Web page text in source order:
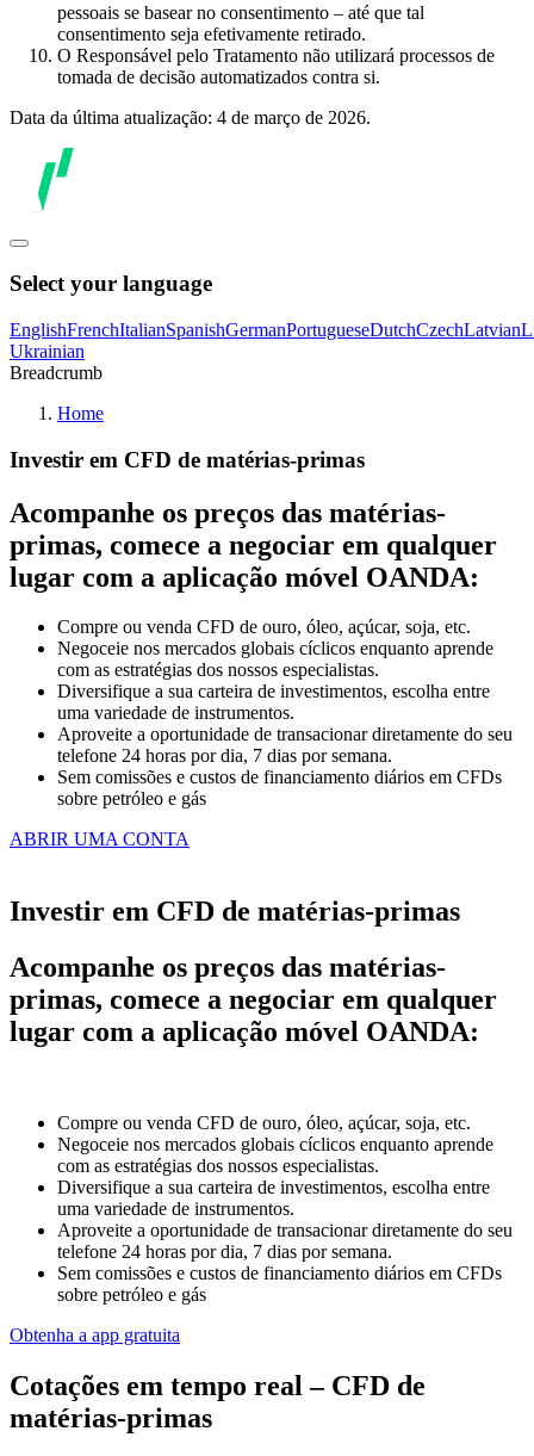
pessoais se basear no consentimento – até que tal
consentimento seja efetivamente retirado.
O Responsável pelo Tratamento não utilizará processos de
tomada de decisão automatizados contra si.
Data da última atualização: 4 de março de 2026.
Select your language
EnglishFrenchItalianSpanishGermanPortugueseDutchCzechLatvian
Ukrainian
Breadcrumb
Home
Investir em CFD de matérias-primas
Acompanhe os preços das matérias-
primas, comece a negociar em qualquer
lugar com a aplicação móvel OANDA:
Compre ou venda CFD de ouro, óleo, açúcar, soja, etc.
Negoceie nos mercados globais cíclicos enquanto aprende
com as estratégias dos nossos especialistas.
Diversifique a sua carteira de investimentos, escolha entre
uma variedade de instrumentos.
Aproveite a oportunidade de transacionar diretamente do seu
telefone 24 horas por dia, 7 dias por semana.
Sem comissões e custos de financiamento diários em CFDs
sobre petróleo e gás
ABRIR UMA CONTA
Investir em CFD de matérias-primas
Acompanhe os preços das matérias-
primas, comece a negociar em qualquer
lugar com a aplicação móvel OANDA:
Compre ou venda CFD de ouro, óleo, açúcar, soja, etc.
Negoceie nos mercados globais cíclicos enquanto aprende
com as estratégias dos nossos especialistas.
Diversifique a sua carteira de investimentos, escolha entre
uma variedade de instrumentos.
Aproveite a oportunidade de transacionar diretamente do seu
telefone 24 horas por dia, 7 dias por semana.
Sem comissões e custos de financiamento diários em CFDs
sobre petróleo e gás
Obtenha a app gratuita
Cotações em tempo real – CFD de
matérias-primas